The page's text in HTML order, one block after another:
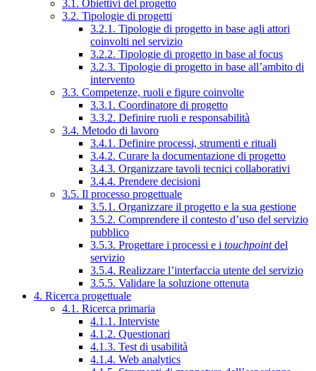
3.1. Obiettivi del progetto
3.2. Tipologie di progetti
3.2.1. Tipologie di progetto in base agli attori
coinvolti nel servizio
3.2.2. Tipologie di progetto in base al focus
3.2.3. Tipologie di progetto in base all’ambito di
intervento
3.3. Competenze, ruoli e figure coinvolte
3.3.1. Coordinatore di progetto
3.3.2. Definire ruoli e responsabilità
3.4. Metodo di lavoro
3.4.1. Definire processi, strumenti e rituali
3.4.2. Curare la documentazione di progetto
3.4.3. Organizzare tavoli tecnici collaborativi
3.4.4. Prendere decisioni
3.5. Il processo progettuale
3.5.1. Organizzare il progetto e la sua gestione
3.5.2. Comprendere il contesto d’uso del servizio
pubblico
3.5.3. Progettare i processi e i touchpointdel
servizio
3.5.4. Realizzare l’interfaccia utente del servizio
3.5.5. Validare la soluzione ottenuta
4. Ricerca progettuale
4.1. Ricerca primaria
4.1.1. Interviste
4.1.2. Questionari
4.1.3. Test di usabilità
4.1.4. Web analytics